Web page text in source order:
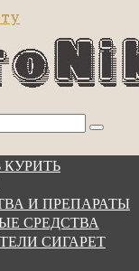
КУРИТЬ
И ПРЕПАРАТЫ
СРЕДСТВА
СИГАРЕТ